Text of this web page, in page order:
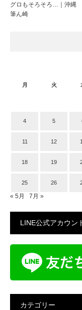
グロもそろそろ…｜沖
筆ん崎
月
火
4 5
11 12
18 19
25 26
« 5月 7月 »
LINE公式アカウン
カテゴリー